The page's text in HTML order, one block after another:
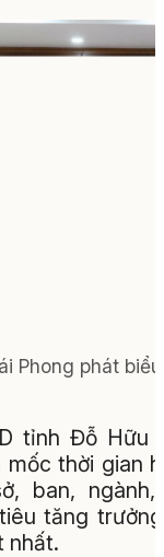
Phong phát
tỉnh Đỗ Hữu
thời gian
ban, ngành,
tăng
nhất.